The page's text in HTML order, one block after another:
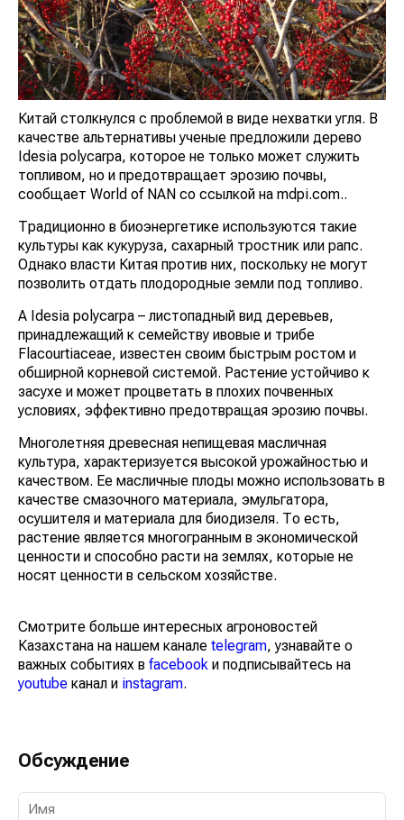
Китай столкнулся с проблемой в виде нехватки угля. В
качестве альтернативы ученые предложили дерево
Idesia polycarpa, которое не только может служить
топливом, но и предотвращает эрозию почвы,
сообщает World of NAN со ссылкой на mdpi.com..
Традиционно в биоэнергетике используются такие
культуры как кукуруза, сахарный тростник или рапс.
Однако власти Китая против них, поскольку не могут
позволить отдать плодородные земли под топливо.
А Idesia polycarpa – листопадный вид деревьев,
принадлежащий к семейству ивовые и трибе
Flacourtiaceae, известен своим быстрым ростом и
обширной корневой системой. Растение устойчиво к
засухе и может процветать в плохих почвенных
условиях, эффективно предотвращая эрозию почвы.
Многолетняя древесная непищевая масличная
культура, характеризуется высокой урожайностью и
качеством. Ее масличные плоды можно использовать в
качестве смазочного материала, эмульгатора,
осушителя и материала для биодизеля. То есть,
растение является многогранным в экономической
ценности и способно расти на землях, которые не
носят ценности в сельском хозяйстве.
Смотрите больше интересных агроновостей
Казахстана на нашем канале telegram, узнавайте о
важных событиях в facebook и подписывайтесь на
youtube канал и instagram.
Обсуждение